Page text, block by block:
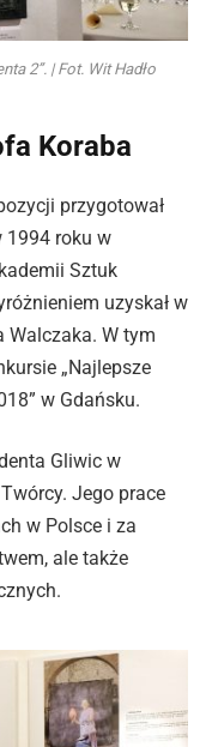
2”. | Fot. Wit Hadło
Koraba
przygotował
1994 roku w
Sztuk
uzyskał w
Walczaka. W tym
„Najlepsze
w Gdańsku.
Gliwic w
Jego prace
w Polsce i za
ale także